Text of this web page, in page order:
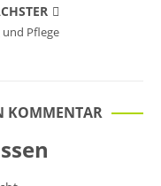
Pflege
KOMMENTAR